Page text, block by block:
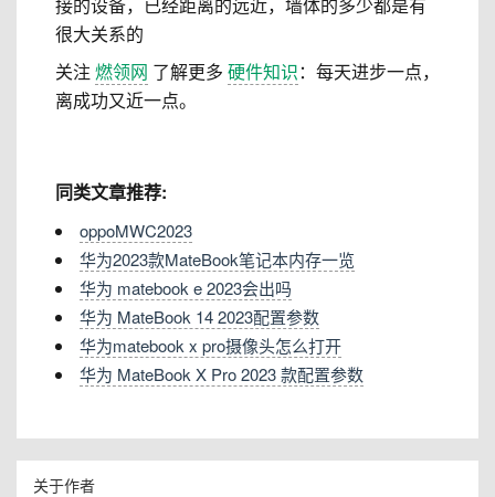
很大关系的
关注 燃领网 了解更多 硬件知识：每天进步一点，
离成功又近一点。
同类文章推荐:
oppoMWC2023
华为2023款MateBook笔记本内存一览
华为 matebook e 2023会出吗
华为 MateBook 14 2023配置参数
华为matebook x pro摄像头怎么打开
华为 MateBook X Pro 2023 款配置参数
关于作者